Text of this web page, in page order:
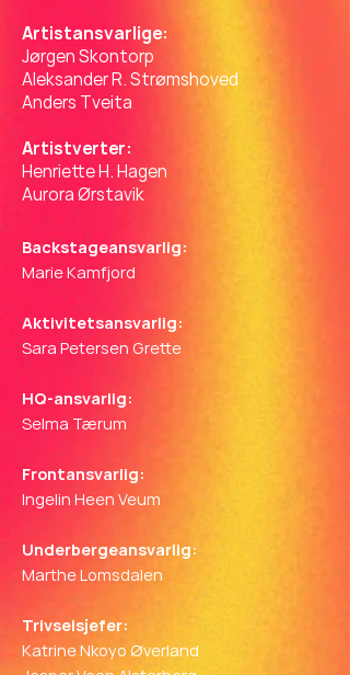
Artistansvarlige:
Jørgen Skontorp
Aleksander R. Strømshoved
Anders Tveita
Artistverter:
Henriette H. Hagen
Aurora Ørstavik
Backstageansvarlig:
Marie Kamfjord
Aktivitetsansvarlig:
Sara Petersen Grette
HQ-ansvarlig:
Selma Tærum
Frontansvarlig:
Ingelin Heen Veum
Underbergeansvarlig:
Marthe Lomsdalen
Trivselsjefer:
Katrine Nkoyo Øverland